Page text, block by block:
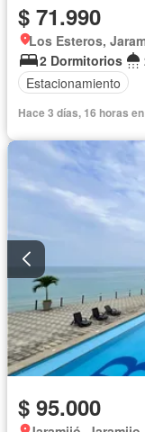
$ 71.990
Los Esteros,
2 Dormitorios
Estacionamiento
Hace 3 días, 16 horas
$ 95.000